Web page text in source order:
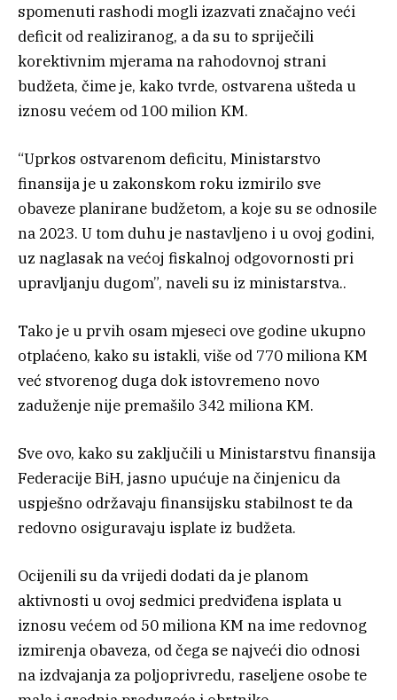
spomenuti rashodi mogli izazvati značajno veći
deficit od realiziranog, a da su to spriječili
korektivnim mjerama na rahodovnoj strani
budžeta, čime je, kako tvrde, ostvarena ušteda u
iznosu većem od 100 milion KM.
“Uprkos ostvarenom deficitu, Ministarstvo
finansija je u zakonskom roku izmirilo sve
obaveze planirane budžetom, a koje su se odnosile
na 2023. U tom duhu je nastavljeno i u ovoj godini,
uz naglasak na većoj fiskalnoj odgovornosti pri
upravljanju dugom”, naveli su iz ministarstva..
Tako je u prvih osam mjeseci ove godine ukupno
otplaćeno, kako su istakli, više od 770 miliona KM
već stvorenog duga dok istovremeno novo
zaduženje nije premašilo 342 miliona KM.
Sve ovo, kako su zaključili u Ministarstvu finansija
Federacije BiH, jasno upućuje na činjenicu da
uspješno održavaju finansijsku stabilnost te da
redovno osiguravaju isplate iz budžeta.
Ocijenili su da vrijedi dodati da je planom
aktivnosti u ovoj sedmici predviđena isplata u
iznosu većem od 50 miliona KM na ime redovnog
izmirenja obaveza, od čega se najveći dio odnosi
na izdvajanja za poljoprivredu, raseljene osobe te